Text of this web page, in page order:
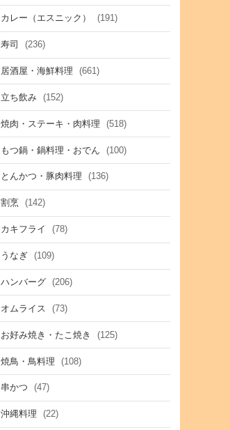
カレー（エスニック） (191)
寿司 (236)
居酒屋・海鮮料理 (661)
立ち飲み (152)
焼肉・ステーキ・肉料理 (518)
もつ鍋・鍋料理・おでん (100)
とんかつ・豚肉料理 (136)
割烹 (142)
カキフライ (78)
うなぎ (109)
ハンバーグ (206)
オムライス (73)
お好み焼き・たこ焼き (125)
焼鳥・鳥料理 (108)
串かつ (47)
沖縄料理 (22)